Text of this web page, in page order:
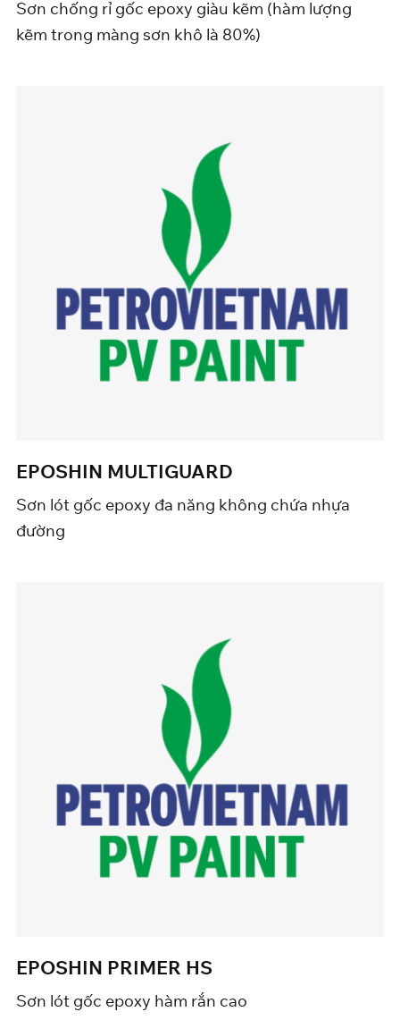
Sơn chống rỉ gốc epoxy giàu kẽm (hàm lượng
kẽm trong màng sơn khô là 80%)
EPOSHIN MULTIGUARD
Sơn lót gốc epoxy đa năng không chứa nhựa
đường
EPOSHIN PRIMER HS
Sơn lót gốc epoxy hàm rắn cao